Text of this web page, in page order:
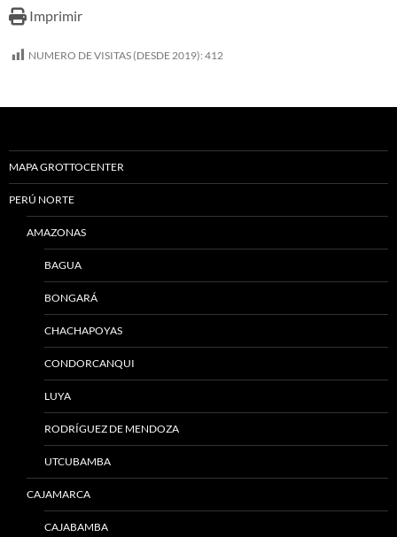
Imprimir
NUMERO DE VISITAS (DESDE 2019): 412
MAPA GROTTOCENTER
PERÚ NORTE
AMAZONAS
BAGUA
BONGARÁ
CHACHAPOYAS
CONDORCANQUI
LUYA
RODRÍGUEZ DE MENDOZA
UTCUBAMBA
CAJAMARCA
CAJABAMBA